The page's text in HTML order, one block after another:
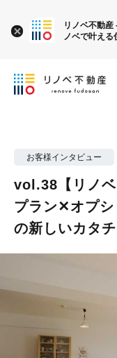
お客様インタビュー
vol.38【リノ
プラン✕オプシ
の新しいカタチ
リノベ不動産
ノベで叶える